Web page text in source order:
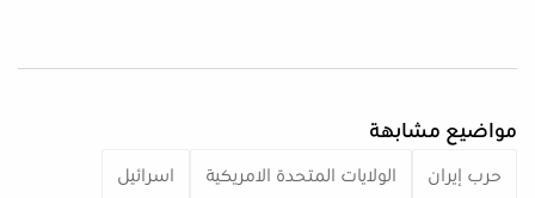
مواضيع مشابهة
حرب إيران الولايات المتحدة الامريكية اسرائيل